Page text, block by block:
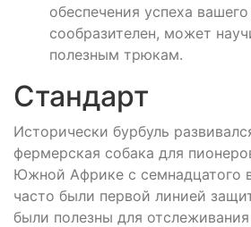
обеспечения успеха
сообразителен, может
полезным трюкам.
Стандарт
Исторически бурбуль
фермерская собака для
Южной Африке с семнадцатого
часто были первой линией
были полезны для